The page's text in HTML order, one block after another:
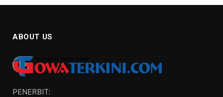
ABOUT US
PENERBIT: